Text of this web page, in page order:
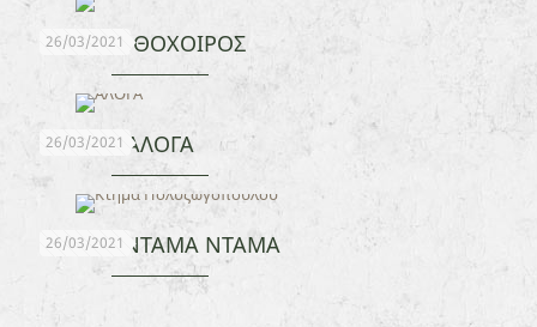
26/03/2021
ΑΚΑΝΘΟΧΟΙΡΟΣ
26/03/2021 ΑΛΟΓΑ
26/03/2021
ΕΛΑΦΙΑ ΝΤΑΜΑ ΝΤΑΜΑ